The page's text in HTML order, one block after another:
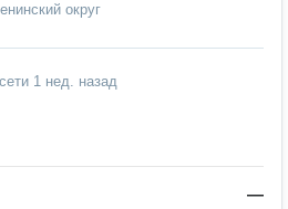
округ
1 нед. назад
—